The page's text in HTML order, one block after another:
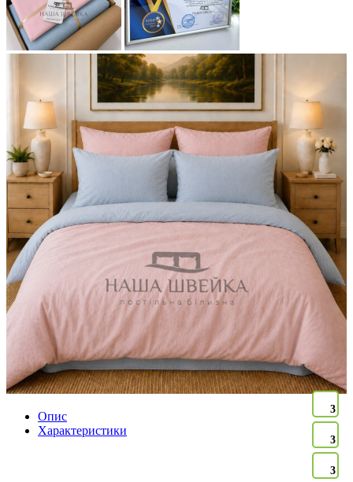
3
3
3
Опис
Характеристики